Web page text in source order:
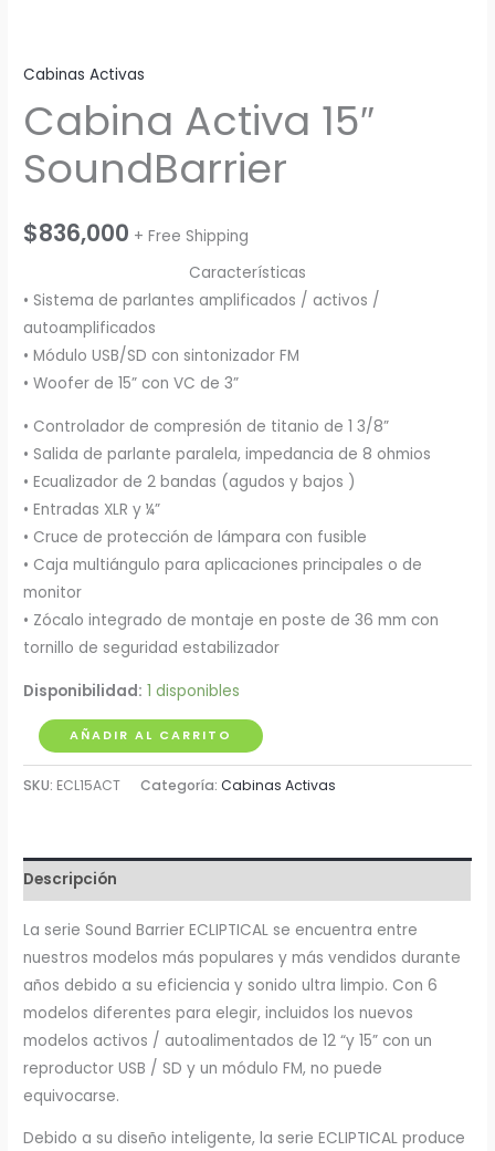
Cabinas Activas
Cabina Activa 15″
SoundBarrier
$836,000 + Free Shipping
Características
• Sistema de parlantes amplificados / activos /
autoamplificados
• Módulo USB/SD con sintonizador FM
• Woofer de 15” con VC de 3”
• Controlador de compresión de titanio de 1 3/8”
• Salida de parlante paralela, impedancia de 8 ohmios
• Ecualizador de 2 bandas (agudos y bajos )
• Entradas XLR y ¼”
• Cruce de protección de lámpara con fusible
• Caja multiángulo para aplicaciones principales o de
monitor
• Zócalo integrado de montaje en poste de 36 mm con
tornillo de seguridad estabilizador
Disponibilidad: 1 disponibles
Cabina
Activa
15"
AÑADIR AL CARRITO
SKU: ECL15ACT Categoría:Cabinas Activas
Descripción
La serie Sound Barrier ECLIPTICAL se encuentra entre
nuestros modelos más populares y más vendidos durante
años debido a su eficiencia y sonido ultra limpio. Con 6
modelos diferentes para elegir, incluidos los nuevos
modelos activos / autoalimentados de 12 “y 15” con un
reproductor USB / SD y un módulo FM, no puede
equivocarse.
Debido a su diseño inteligente, la serie ECLIPTICAL produce